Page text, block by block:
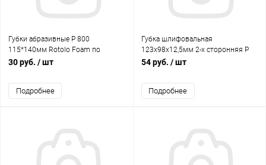
Губки абразивные Р 800
115*140мм Rotolo Foam по
сухому (177 шт) рулон 25м A275
30 руб. / шт
Подробнее
Губка шлифовальная
123х98х12,5мм 2-х сторонняя Р
80 SUNBLOCK
54 руб. / шт
Подробнее